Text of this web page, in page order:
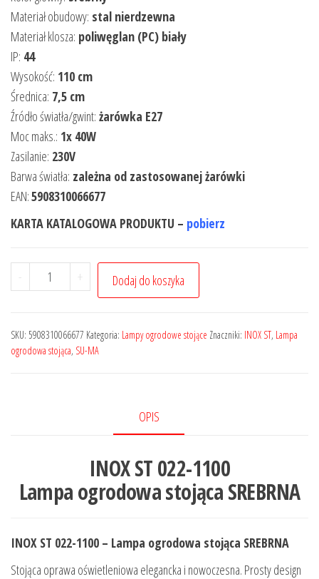
Materiał obudowy: stal nierdzewna
Materiał klosza: poliwęglan (PC) biały
IP: 44
Wysokość: 110 cm
Średnica: 7,5 cm
Źródło światła/gwint: żarówka E27
Moc maks.: 1x 40W
Zasilanie: 230V
Barwa światła: zależna od zastosowanej żarówki
EAN:5908310066677
KARTA KATALOGOWA PRODUKTU – pobierz
- + Dodaj do koszyka
SKU: 5908310066677 Kategoria: Lampy ogrodowe stojące Znaczniki: INOX ST, Lampa
ogrodowa stojąca, SU-MA
OPIS
INOX ST 022-1100
Lampa ogrodowa stojąca SREBRNA
INOX ST 022-1100 – Lampa ogrodowa stojąca SREBRNA
Stojąca oprawa oświetleniowa elegancka i nowoczesna. Prosty design